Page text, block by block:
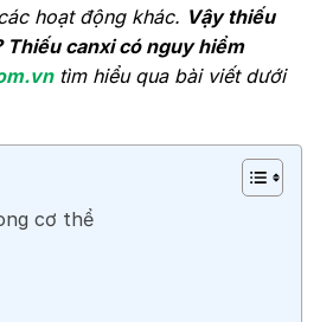
hoạt động khác. Vậy thiếu
Thiếu canxi có nguy hiểm
tìm hiểu qua bài viết dưới
cơ thể